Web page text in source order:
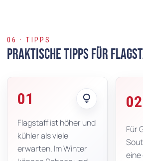
06 · TIPPS
Praktische Tipps für
01 lightbulb
Flagstaff ist höher und
kühler als viele
erwarten. Im Winter
02
Für
eine